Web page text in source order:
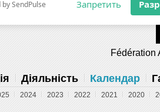
Разрешите сайту fau.ua
уведомления на рабочий стол
Fédération
Діяльність Календар
2024 2023 2022 2021 2020